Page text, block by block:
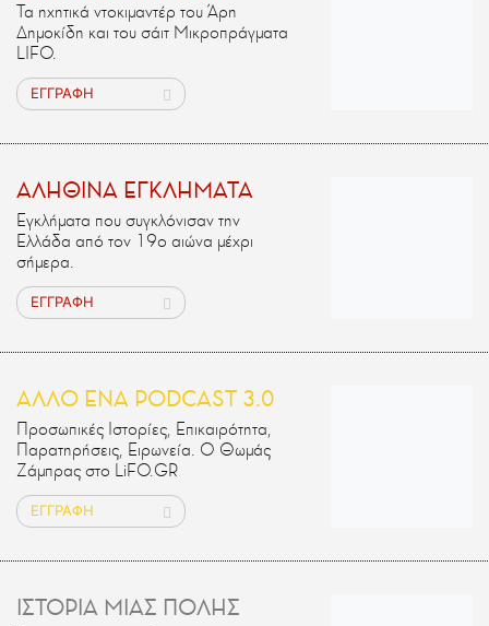
Τα ηχητικά ντοκιμαντέρ του Άρη
Δημοκίδη και του σάιτ Μικροπράγματα
LIFO.
ΕΓΓΡΑΦΗ
ΑΛΗΘΙΝΑ ΕΓΚΛΗΜΑΤΑ
Εγκλήματα που συγκλόνισαν την
Ελλάδα από τον 19ο αιώνα μέχρι
σήμερα.
ΕΓΓΡΑΦΗ
ΑΛΛΟ ΕΝΑ PODCAST 3.0
Προσωπικές Ιστορίες, Επικαιρότητα,
Παρατηρήσεις, Ειρωνεία. Ο Θωμάς
Ζάμπρας στο LiFO.GR
ΕΓΓΡΑΦΗ
ΙΣΤΟΡΙΑ ΜΙΑΣ ΠΟΛΗΣ